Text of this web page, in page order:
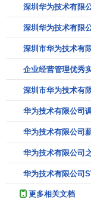
中国民营企业500
营收排名第一。
司发生工商变更，
孙亚芳卸任公司
外，华为轮值董事
人员。[1]
眼查数据，2019年
工商变更，原董事
深圳华为技术有限
深圳华为技术有限
深圳市华为技术有
企业经营管理优秀
深圳市华为技术有
华为技术有限公司
华为技术有限公司
华为技术有限公司
华为技术有限公司
更多相关文档